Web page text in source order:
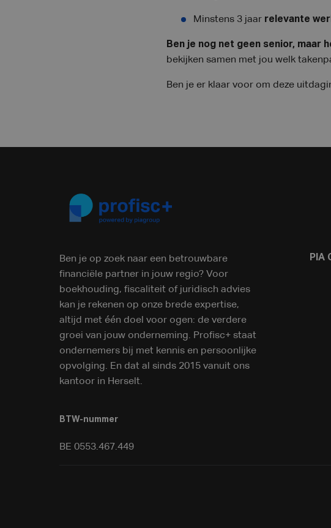
Minstens 3 jaar relevante
Ben je nog net geen senior, maar
bekijken samen met jou welk
Ben je er klaar voor om deze
Ben je op zoek naar een betrouwbare
financiële partner in jouw regio? Voor
boekhouding, fiscaliteit of juridisch advies
kan je rekenen op onze brede expertise,
altijd met één doel voor ogen: de verdere
groei van jouw onderneming. Profisc+ staat
ondernemers bij met kennis en persoonlijke
opvolging. En dat al sinds 2015 vanuit ons
kantoor in Herselt.
BTW-nummer
BE 0553.467.449
PIA